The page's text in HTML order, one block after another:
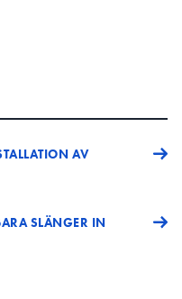
AV
SLÄNGER IN